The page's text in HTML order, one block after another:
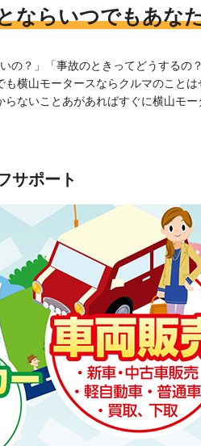
ならいつでもあな
の？」「事故のときってどうするの
も横山モータースならクルマのことは
らないことあがあればすぐに横山モー
サポート